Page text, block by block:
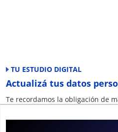
TU ESTUDIO DIGITAL
Actualizá tus datos
Te recordamos la obligación de
serán cursadas a los domicilios